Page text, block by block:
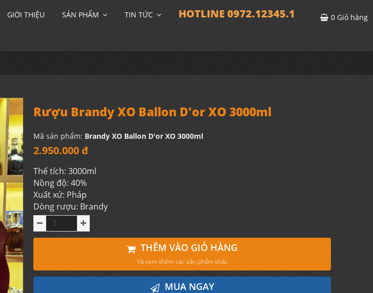
GIỚI THIỆU SẢN PHẨM TIN TỨC HOTLINE 0972.12345.1 0 Giỏ hàng
Rượu Brandy XO Ballon D'or XO 3000ml
Mã sản phẩm: Brandy XO Ballon D'or XO 3000ml
2.950.000 đ
Thể tích: 3000ml
Nồng độ: 40%
Xuất xứ: Pháp
Dòng rượu: Brandy
THÊM VÀO GIỎ HÀNG
Và xem thêm các sản phẩm khác
MUA NGAY